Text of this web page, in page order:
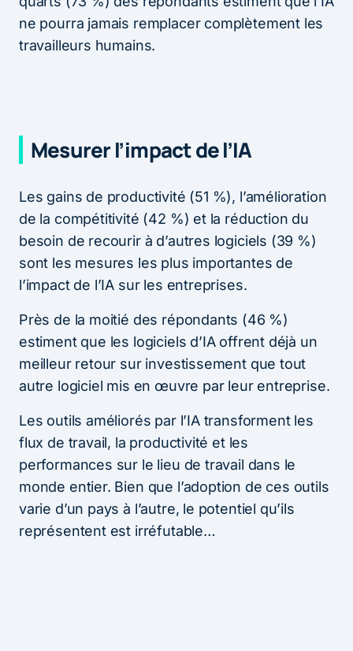
ne pourra jamais remplacer complètement les
travailleurs humains.
Mesurer l’impact de l’IA
Les gains de productivité (51 %), l’amélioration
de la compétitivité (42 %) et la réduction du
besoin de recourir à d’autres logiciels (39 %)
sont les mesures les plus importantes de
l’impact de l’IA sur les entreprises.
Près de la moitié des répondants (46 %)
estiment que les logiciels d’IA offrent déjà un
meilleur retour sur investissement que tout
autre logiciel mis en œuvre par leur entreprise.
Les outils améliorés par l’IA transforment les
flux de travail, la productivité et les
performances sur le lieu de travail dans le
monde entier. Bien que l’adoption de ces outils
varie d’un pays à l’autre, le potentiel qu’ils
représentent est irréfutable…